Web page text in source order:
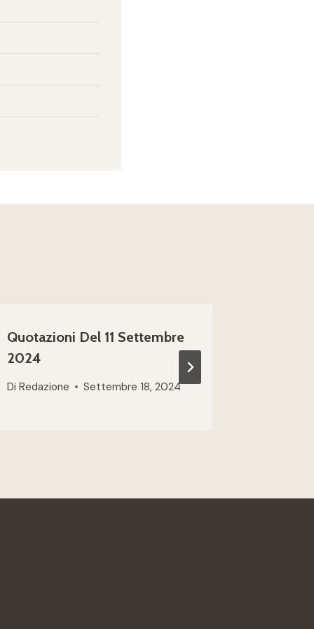
Quotazioni Del 11 Settembre
2024
Di Redazione Settembre 18, 2024